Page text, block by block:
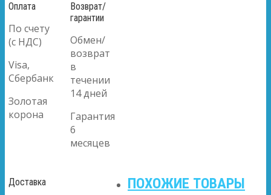
Оплата
По счету
(с НДС)
Visa,
Сбербанк
Золотая
корона
Возврат/
гарантии
Обмен/
возврат
в
течении
14 дней
Гарантия
6
месяцев
Доставка ПОХОЖИЕ ТОВАРЫ